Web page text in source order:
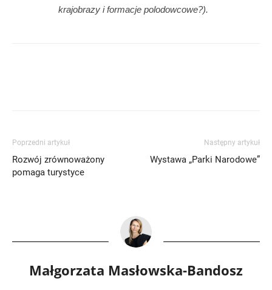
krajobrazy i formacje polodowcowe?).
Poprzedni artykuł
Rozwój zrównoważony
pomaga turystyce
Następny artykuł
Wystawa „Parki Narodowe”
Małgorzata Masłowska-Bandosz